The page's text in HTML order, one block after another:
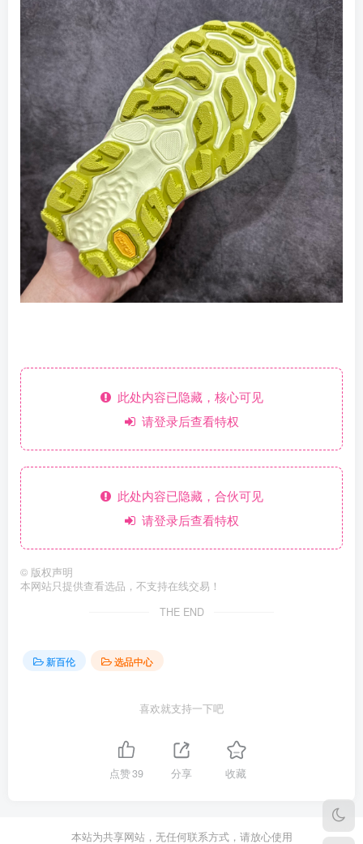
此处内容已隐藏，核心可见
请登录后查看特权
此处内容已隐藏，合伙可见
请登录后查看特权
© 版权声明
本网站只提供查看选品，不支持在线交易！
THE END
新百伦 选品中心
喜欢就支持一下吧
点赞39 分享 收藏
本站为共享网站，无任何联系方式，请放心使用